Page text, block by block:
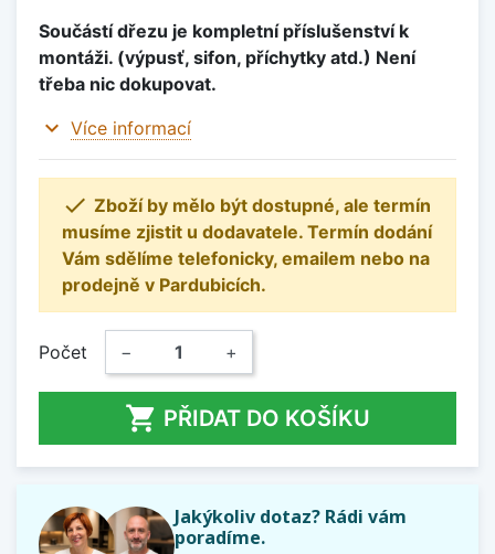
Součástí dřezu je kompletní příslušenství k
montáži. (výpusť, sifon, příchytky atd.) Není
třeba nic dokupovat.
expand_more Více informací
 Zboží by mělo být dostupné, ale termín
musíme zjistit u dodavatele. Termín dodání
Vám sdělíme telefonicky, emailem nebo na
prodejně v Pardubicích.
Počet − +
 PŘIDAT DO KOŠÍKU
Jakýkoliv dotaz? Rádi vám
poradíme.